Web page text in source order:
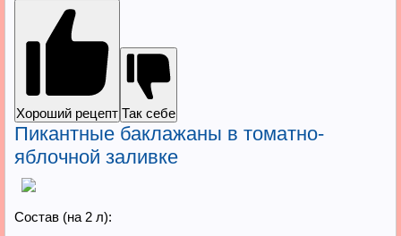
Хороший рецепт Так себе
Пикантные баклажаны в томатно-
яблочной заливке
Состав (на 2 л):